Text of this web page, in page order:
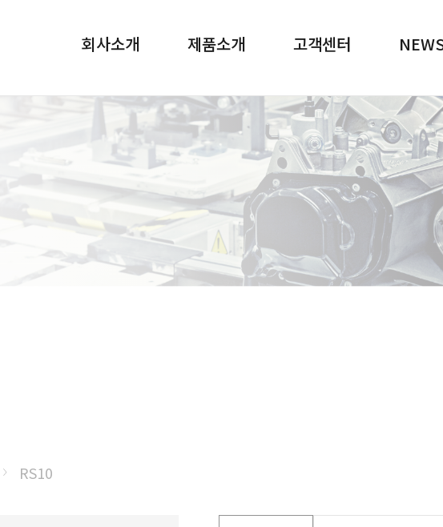
회사소개 제품소개 고객센터
RS10